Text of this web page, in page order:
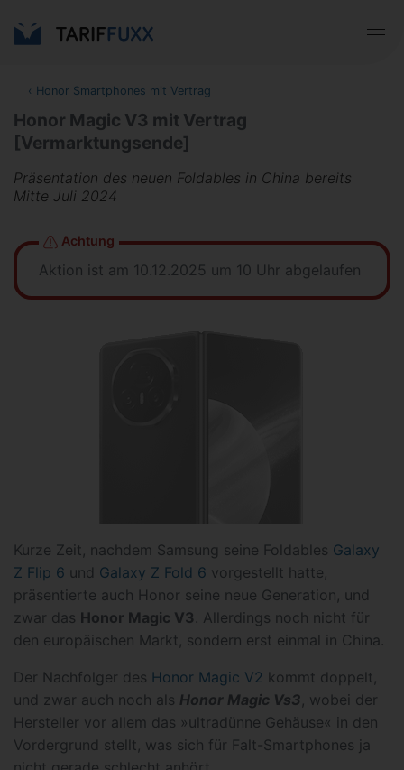
‹ Honor Smartphones mit Vertrag
Honor Magic V3 mit Vertrag
[Vermarktungsende]
Präsentation des neuen Foldables in China bereits
Mitte Juli 2024
Achtung
Aktion ist am 10.12.2025 um 10 Uhr abgelaufen
Kurze Zeit, nachdem Samsung seine Foldables Galaxy
Z Flip 6 und Galaxy Z Fold 6 vorgestellt hatte,
präsentierte auch Honor seine neue Generation, und
zwar das Honor Magic V3 . Allerdings noch nicht für
den europäischen Markt, sondern erst einmal in China.
Der Nachfolger des Honor Magic V2 kommt doppelt,
und zwar auch noch als Honor Magic Vs3, wobei der
Hersteller vor allem das »ultradünne Gehäuse« in den
Vordergrund stellt, was sich für Falt-Smartphones ja